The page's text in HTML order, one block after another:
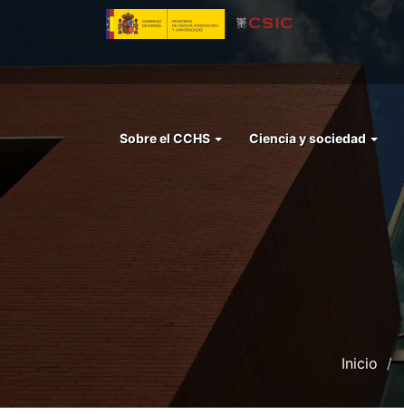
principal
Menu
Sobre el CCHS Ciencia y sociedad
Inicio